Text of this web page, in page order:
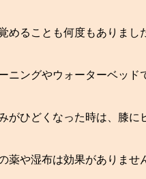
めることも何度もありまし
ニングやウォーターベッド
がひどくなった時は、膝
薬や湿布は効果がありませ